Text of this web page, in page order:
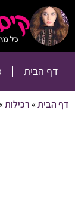
דף הבית
דף הבית»רכילות